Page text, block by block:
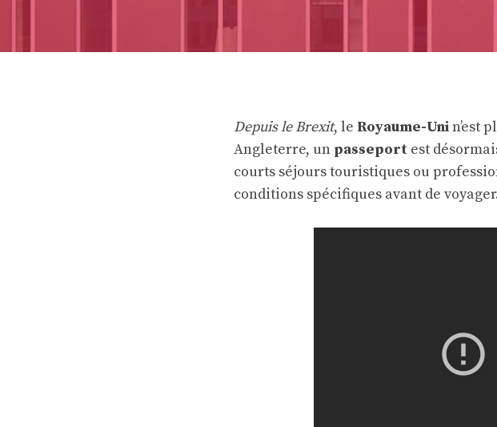
Depuis le Brexit, le Royaume-Unin’est
Angleterre, un passeport est
courts séjours touristiques ou
conditions spécifiques avant de